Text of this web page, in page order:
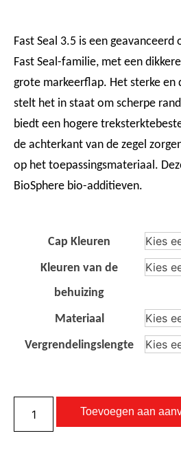
Fast Seal 3.5 is een
Fast Seal-familie, met een
grote markeerflap. Het sterke en
stelt het in staat om scherpe
biedt een hogere
de achterkant van de zegel
op het toepassingsmateriaal.
BioSphere bio-additieven.
Cap Kleuren
Kleuren van de
behuizing
Materiaal
Vergrendelingslengte
Toevoegen aan